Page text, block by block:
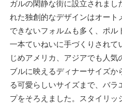
ガルの閑静な街に設立されまし
れた独創的なデザインはオート
できないフォルムも多く、ポル
一本ていねいに手づくりされて
じめアメリカ、アジアでも人気
ブルに映えるディナーサイズか
る可愛らしいサイズまで、バラ
プをそろえました。スタイリッ